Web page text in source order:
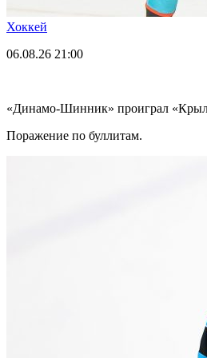
Хоккей
06.08.26 21:00
«Динамо-Шинник» проиграл
Поражение по буллитам.